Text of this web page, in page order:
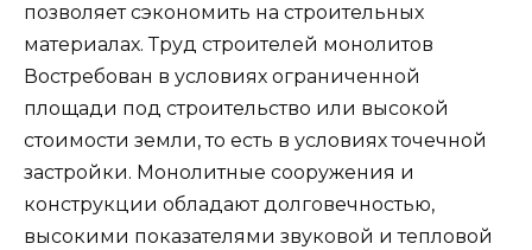
позволяет сэкономить на строительных
материалах. Труд строителей монолитов
Востребован в условиях ограниченной
площади под строительство или высокой
стоимости земли, то есть в условиях точечной
застройки. Монолитные сооружения и
конструкции обладают долговечностью,
высокими показателями звуковой и тепловой